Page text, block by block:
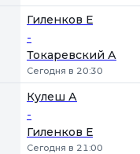
Гиленков Е
-
Токаревский А
Сегодня в 20:30
Кулеш А
-
Гиленков Е
Сегодня в 21:00